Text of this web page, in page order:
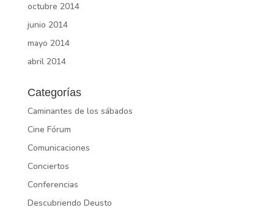
octubre 2014
junio 2014
mayo 2014
abril 2014
Categorías
Caminantes de los sábados
Cine Fórum
Comunicaciones
Conciertos
Conferencias
Descubriendo Deusto